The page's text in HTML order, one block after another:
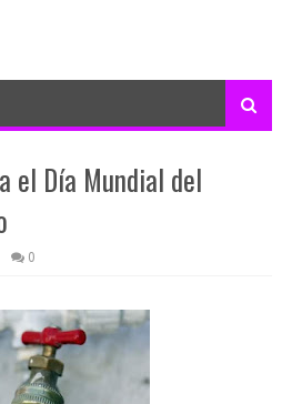
el Día Mundial del
0